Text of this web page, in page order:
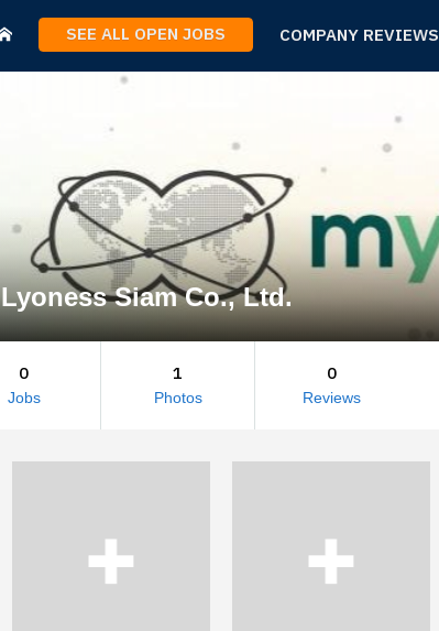
SEE ALL OPEN JOBS COMPANY REVIEWS
Lyoness Siam Co., Ltd.
0
Jobs
1
Photos
0
Reviews